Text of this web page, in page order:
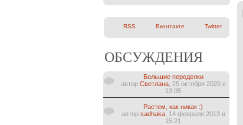
RSS Вконтакте Twitter
ОБСУЖДЕНИЯ
Большие переделки
автор Светлана, 25 октября 2020 в
13:05
Растем, как никак :)
автор sadhaka, 14 февраля 2013 в
15:21